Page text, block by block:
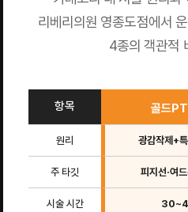
리베리의원 영종도점에서
4종의 객관적
항목 골드
원리 광감작제+
주 타깃 피지선·여
시술 시간